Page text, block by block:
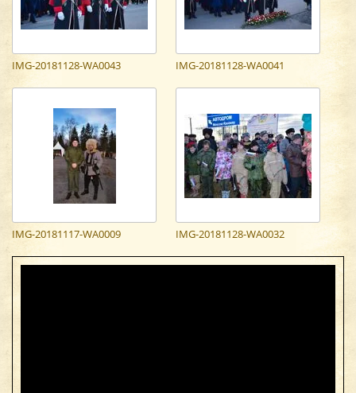
IMG-20181128-WA0043 IMG-20181128-WA0041
IMG-20181117-WA0009 IMG-20181128-WA0032